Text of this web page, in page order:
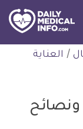
طبية
/ العناية